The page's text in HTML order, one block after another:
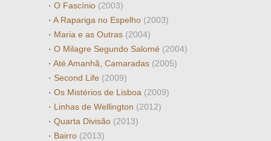
· O Fascínio (2003)
· A Rapariga no Espelho (2003)
· Maria e as Outras (2004)
· O Milagre Segundo Salomé (2004)
· Até Amanhã, Camaradas (2005)
· Second Life (2009)
· Os Mistérios de Lisboa (2009)
· Linhas de Wellington (2012)
· Quarta Divisão (2013)
· Bairro (2013)